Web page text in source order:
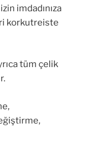
imdadınıza
korkutreiste
tüm çelik